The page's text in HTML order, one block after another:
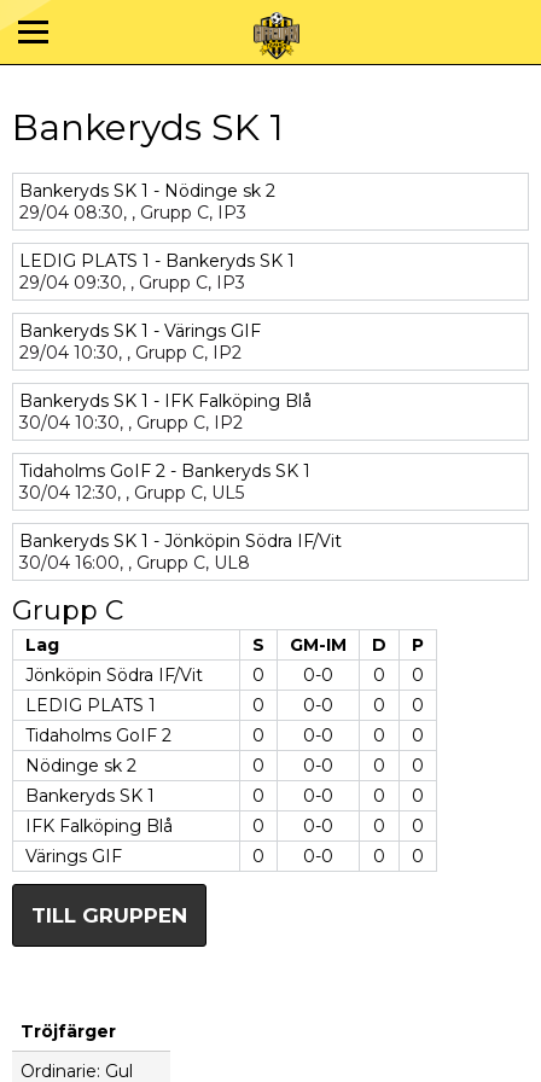
Bankeryds SK 1
Bankeryds SK 1 - Nödinge sk 2
29/04 08:30, , Grupp C, IP3
LEDIG PLATS 1 - Bankeryds SK 1
29/04 09:30, , Grupp C, IP3
Bankeryds SK 1 - Värings GIF
29/04 10:30, , Grupp C, IP2
Bankeryds SK 1 - IFK Falköping Blå
30/04 10:30, , Grupp C, IP2
Tidaholms GoIF 2 - Bankeryds SK 1
30/04 12:30, , Grupp C, UL5
Bankeryds SK 1 - Jönköpin Södra IF/Vit
30/04 16:00, , Grupp C, UL8
Grupp C
Lag S GM-IM D
P
Jönköpin Södra IF/Vit
0 0-0 0
0
LEDIG PLATS 1
0 0-0 0
0
Tidaholms GoIF 2
0 0-0 0
0
Nödinge sk 2
0 0-0 0
0
Bankeryds SK 1
0 0-0 0
0
IFK Falköping Blå
0 0-0 0
0
Värings GIF
0 0-0 0 0
TILL GRUPPEN
Tröjfärger
Ordinarie: Gul